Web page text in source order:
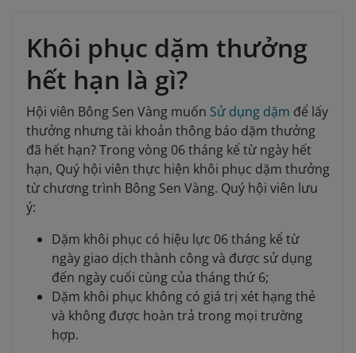
Khôi phục dặm thưởng
hết hạn là gì?
Hội viên Bông Sen Vàng muốn Sử dụng dặm để lấy
thưởng nhưng tài khoản thông báo dặm thưởng
đã hết hạn? Trong vòng 06 tháng kể từ ngày hết
hạn, Quý hội viên thực hiện khôi phục dặm thưởng
từ chương trình Bông Sen Vàng. Quý hội viên lưu
ý:
Dặm khôi phục có hiệu lực 06 tháng kể từ
ngày giao dịch thành công và được sử dụng
đến ngày cuối cùng của tháng thứ 6;
Dặm khôi phục không có giá trị xét hạng thẻ
và không được hoàn trả trong mọi trường
hợp.